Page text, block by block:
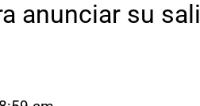
anunciar su